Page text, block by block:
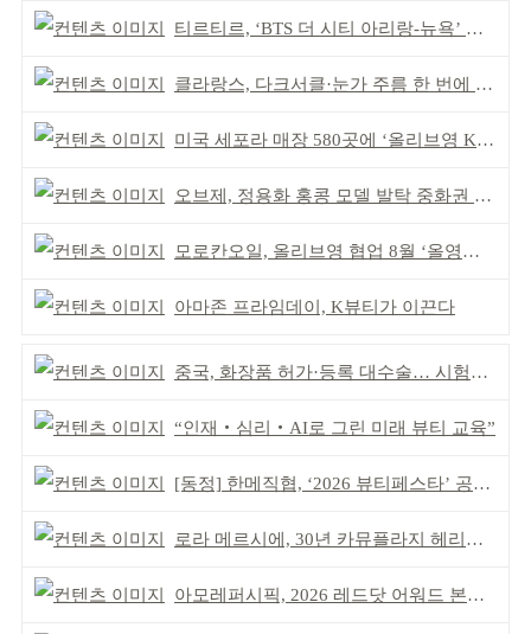
티르티르, ‘BTS 더 시티 아리랑-뉴욕’ 참여
클라랑스, 다크서클·눈가 주름 한 번에 더블 케어
미국 세포라 매장 580곳에 ‘올리브영 K뷰티에딧’ 론칭
오브제, 정용화 홍콩 모델 발탁 중화권 공략 강화
모로칸오일, 올리브영 협업 8월 ‘올영픽’ 선정
아마존 프라임데이, K뷰티가 이끈다
중국, 화장품 허가·등록 대수술… 시험자료 공용 허용
“인재‧심리‧AI로 그린 미래 뷰티 교육”
[동정] 한메직협, ‘2026 뷰티페스타’ 공동 주최
로라 메르시에, 30년 카뮤플라지 헤리티지 담아
아모레퍼시픽, 2026 레드닷 어워드 본상 2개 수상